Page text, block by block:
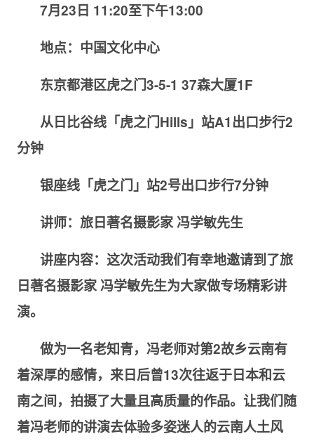
7月23日 11:20至下午13:00
地点：中国文化中心
东京都港区虎之门3-5-1 37森大厦1F
从日比谷线「虎之门Hills 」站A1出口步行2
分钟
银座线「虎之门」站2号出口步行7分钟
讲师： 旅日著名摄影家冯学敏先生
讲座内容：这次活动我们有幸地邀请到了旅
日著名摄影家冯学敏先生为大家做专场精彩讲
演。
做为一名老知青，冯老师对第2故乡云南有
着深厚的感情，来日后曾13次往返于日本和云
南之间，拍摄了大量且高质量的作品。让我们随
着冯老师的讲演去体验多姿迷人的云南人土风